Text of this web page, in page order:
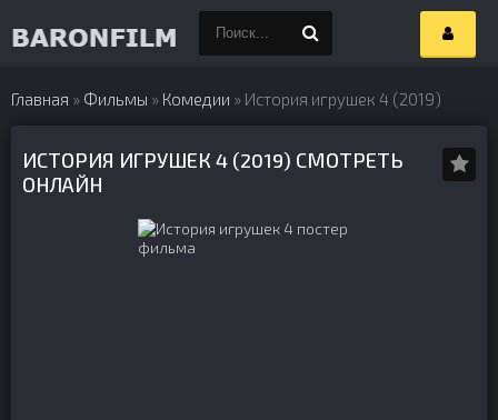
Главная » Фильмы » Комедии » История игрушек 4 (2019)
ИСТОРИЯ ИГРУШЕК 4 (2019) СМОТРЕТЬ
ОНЛАЙН